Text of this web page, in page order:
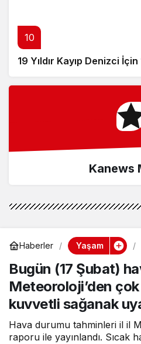
10
19 Yıldır Kayıp Denizci
Kanews
Haberler Yaşam
Bugün (17 Şubat)
Meteoroloji’den çok
kuvvetli sağanak
Hava durumu tahminleri il il
raporu ile yayınlandı. Sıcak